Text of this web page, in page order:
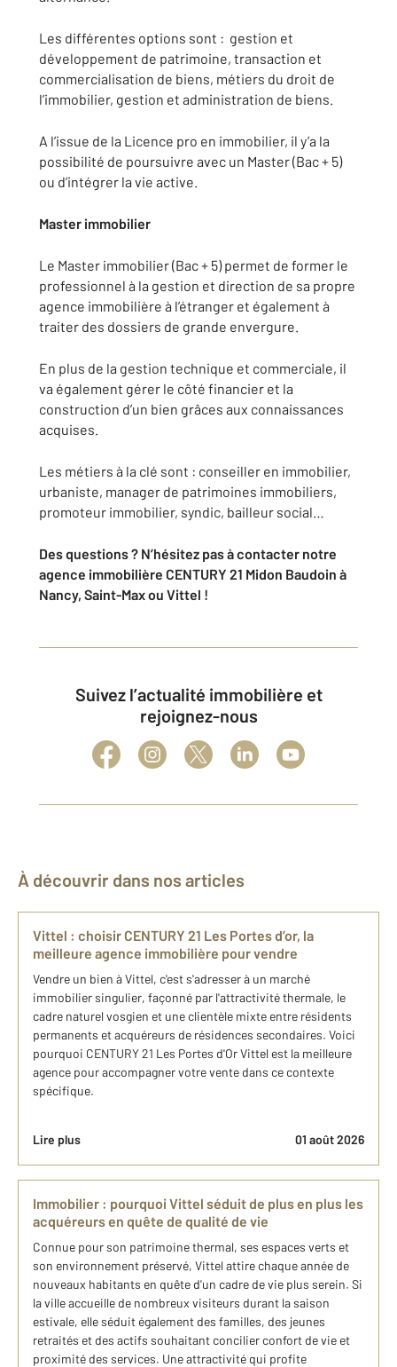
Les différentes options sont : gestion et
développement de patrimoine, transaction et
commercialisation de biens, métiers du droit de
l’immobilier, gestion et administration de biens.
A l’issue de la Licence pro en immobilier, il y’a la
possibilité de poursuivre avec un Master (Bac + 5)
ou d’intégrer la vie active.
Master immobilier
Le Master immobilier (Bac + 5) permet de former le
professionnel à la gestion et direction de sa propre
agence immobilière à l’étranger et également à
traiter des dossiers de grande envergure.
En plus de la gestion technique et commerciale, il
va également gérer le côté financier et la
construction d’un bien grâces aux connaissances
acquises.
Les métiers à la clé sont : conseiller en immobilier,
urbaniste, manager de patrimoines immobiliers,
promoteur immobilier, syndic, bailleur social…
Des questions ? N’hésitez pas à contacter notre
agence immobilière CENTURY 21 Midon Baudoin à
Nancy, Saint-Max ou Vittel !
Suivez l’actualité immobilière et
rejoignez-nous
À découvrir dans nos articles
Vittel : choisir CENTURY 21 Les Portes d’or, la
meilleure agence immobilière pour vendre
Vendre un bien à Vittel, c'est s'adresser à un marché
immobilier singulier, façonné par l'attractivité thermale, le
cadre naturel vosgien et une clientèle mixte entre résidents
permanents et acquéreurs de résidences secondaires. Voici
pourquoi CENTURY 21 Les Portes d'Or Vittel est la meilleure
agence pour accompagner votre vente dans ce contexte
spécifique.
Lire plus 01 août 2026
Immobilier : pourquoi Vittel séduit de plus en plus les
acquéreurs en quête de qualité de vie
Connue pour son patrimoine thermal, ses espaces verts et
son environnement préservé, Vittel attire chaque année de
nouveaux habitants en quête d'un cadre de vie plus serein. Si
la ville accueille de nombreux visiteurs durant la saison
estivale, elle séduit également des familles, des jeunes
retraités et des actifs souhaitant concilier confort de vie et
proximité des services. Une attractivité qui profite